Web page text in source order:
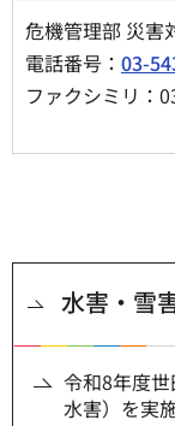
危機管理部 災
電話番号： 03-
ファクシミリ：
水害・雪
令和8年度
水害）を実